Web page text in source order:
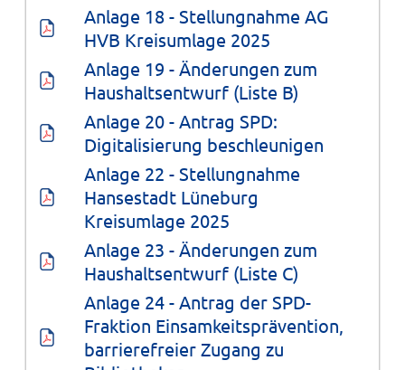
Anlage 18 - Stellungnahme AG
HVB Kreisumlage 2025
Anlage 19 - Änderungen zum
Haushaltsentwurf (Liste B)
Anlage 20 - Antrag SPD:
Digitalisierung beschleunigen
Anlage 22 - Stellungnahme
Hansestadt Lüneburg
Kreisumlage 2025
Anlage 23 - Änderungen zum
Haushaltsentwurf (Liste C)
Anlage 24 - Antrag der SPD-
Fraktion Einsamkeitsprävention,
barrierefreier Zugang zu